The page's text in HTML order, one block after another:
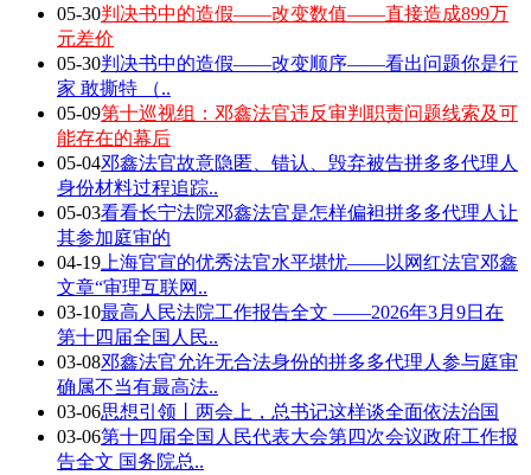
05-30判决书中的造假——改变数值——直接造成899万
元差价
05-30判决书中的造假——改变顺序——看出问题你是行
家 敢撕特 （..
05-09第十巡视组：邓鑫法官违反审判职责问题线索及可
能存在的幕后
05-04邓鑫法官故意隐匿、错认、毁弃被告拼多多代理人
身份材料过程追踪..
05-03看看长宁法院邓鑫法官是怎样偏袒拼多多代理人让
其参加庭审的
04-19 上海官宣的优秀法官水平堪忧——以网红法官邓鑫
文章“审理互联网..
03-10最高人民法院工作报告全文 ——2026年3月9日在
第十四届全国人民..
03-08邓鑫法官允许无合法身份的拼多多代理人参与庭审
确属不当有最高法..
03-06思想引领丨两会上，总书记这样谈全面依法治国
03-06第十四届全国人民代表大会第四次会议政府工作报
告全文 国务院总..